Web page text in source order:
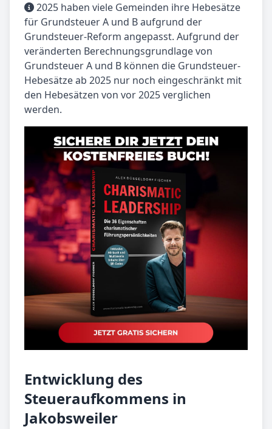
2025 haben viele Gemeinden ihre Hebesätze
für Grundsteuer A und B aufgrund der
Grundsteuer-Reform angepasst. Aufgrund der
veränderten Berechnungsgrundlage von
Grundsteuer A und B können die Grundsteuer-
Hebesätze ab 2025 nur noch eingeschränkt mit
den Hebesätzen von vor 2025 verglichen
werden.
Entwicklung des
Steueraufkommens in
Jakobsweiler